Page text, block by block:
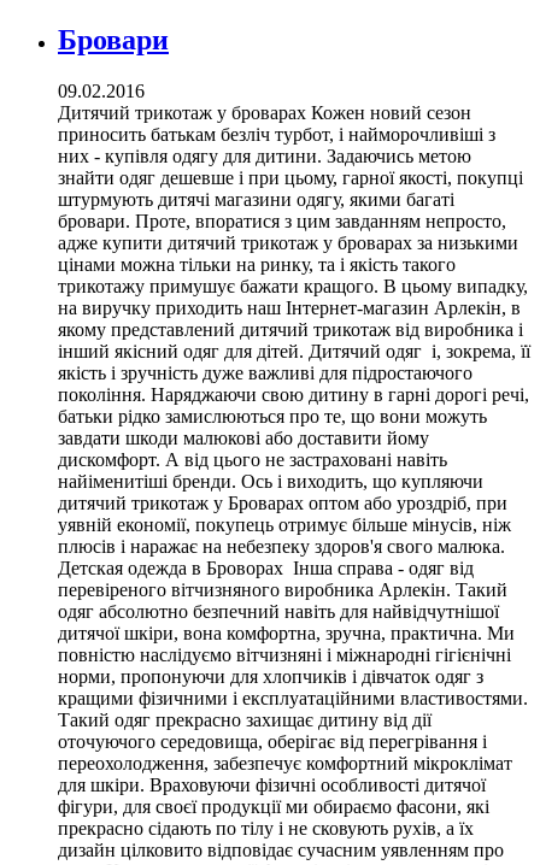
Бровари
09.02.2016
Дитячий трикотаж у броварах Кожен новий сезон
приносить батькам безліч турбот, і найморочливіші з
них - купівля одягу для дитини. Задаючись метою
знайти одяг дешевше і при цьому, гарної якості, покупці
штурмують дитячі магазини одягу, якими багаті
бровари. Проте, впоратися з цим завданням непросто,
адже купити дитячий трикотаж у броварах за низькими
цінами можна тільки на ринку, та і якість такого
трикотажу примушує бажати кращого. В цьому випадку,
на виручку приходить наш Інтернет-магазин Арлекін, в
якому представлений дитячий трикотаж від виробника і
інший якісний одяг для дітей. Дитячий одяг і, зокрема, її
якість і зручність дуже важливі для підростаючого
покоління. Наряджаючи свою дитину в гарні дорогі речі,
батьки рідко замислюються про те, що вони можуть
завдати шкоди малюкові або доставити йому
дискомфорт. А від цього не застраховані навіть
найіменитіші бренди. Ось і виходить, що купляючи
дитячий трикотаж у Броварах оптом або уроздріб, при
уявній економії, покупець отримує більше мінусів, ніж
плюсів і наражає на небезпеку здоров'я свого малюка.
Детская одежда в Броворах Інша справа - одяг від
перевіреного вітчизняного виробника Арлекін. Такий
одяг абсолютно безпечний навіть для найвідчутнішої
дитячої шкіри, вона комфортна, зручна, практична. Ми
повністю наслідуємо вітчизняні і міжнародні гігієнічні
норми, пропонуючи для хлопчиків і дівчаток одяг з
кращими фізичними і експлуатаційними властивостями.
Такий одяг прекрасно захищає дитину від дії
оточуючого середовища, оберігає від перегрівання і
переохолодження, забезпечує комфортний мікроклімат
для шкіри. Враховуючи фізичні особливості дитячої
фігури, для своєї продукції ми обираємо фасони, які
прекрасно сідають по тілу і не сковують рухів, а їх
дизайн цілковито відповідає сучасним уявленням про